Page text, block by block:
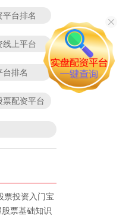
台排名
线上平台
台排名
票配资平台
票投资入门宝
票基础知识